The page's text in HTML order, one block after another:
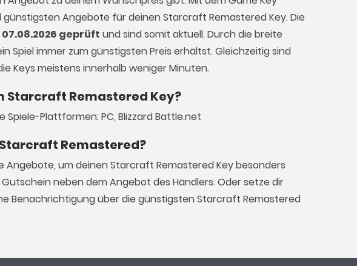
Angebote für deinen Starcraft Remastered Key. Die
geprüft und sind somit aktuell. Durch die breite
Spiel immer zum günstigsten Preis erhältst. Gleichzeitig sind
Keys meistens innerhalb weniger Minuten.
Starcraft Remastered Key?
Plattformen: PC, Blizzard Battle.net
Remastered?
um deinen Starcraft Remastered Key besonders
neben dem Angebot des Händlers. Oder setze dir
Benachrichtigung über die günstigsten Starcraft Remastered